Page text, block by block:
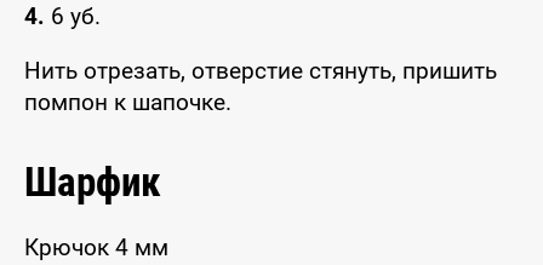
4. 6 уб.
Нить отрезать, отверстие стянуть, пришить
помпон к шапочке.
Шарфик
Крючок 4 мм